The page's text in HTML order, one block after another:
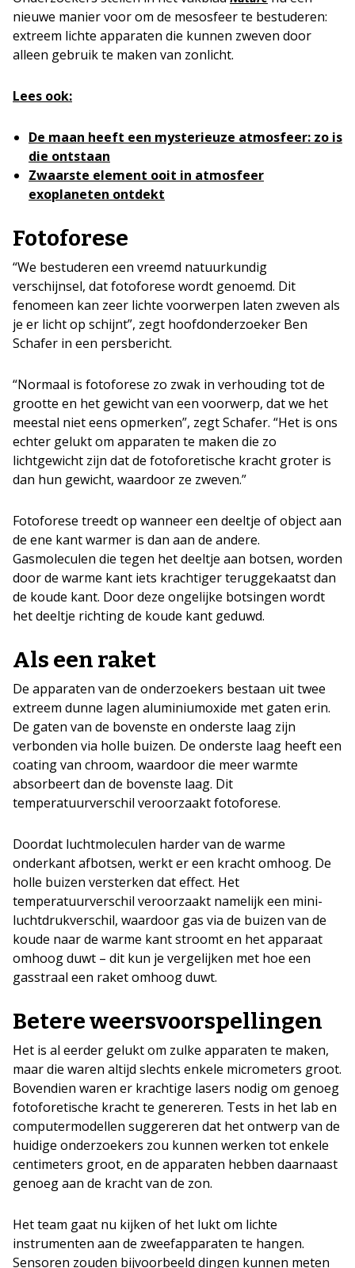
nieuwe manier voor om de mesosfeer te bestuderen:
extreem lichte apparaten die kunnen zweven door
alleen gebruik te maken van zonlicht.
Lees ook:
De maan heeft een mysterieuze atmosfeer: zo is
die ontstaan
Zwaarste element ooit in atmosfeer
exoplaneten ontdekt
Fotoforese
“We bestuderen een vreemd natuurkundig
verschijnsel, dat fotoforese wordt genoemd. Dit
fenomeen kan zeer lichte voorwerpen laten zweven als
je er licht op schijnt”, zegt hoofdonderzoeker Ben
Schafer in een persbericht.
“Normaal is fotoforese zo zwak in verhouding tot de
grootte en het gewicht van een voorwerp, dat we het
meestal niet eens opmerken”, zegt Schafer. “Het is ons
echter gelukt om apparaten te maken die zo
lichtgewicht zijn dat de fotoforetische kracht groter is
dan hun gewicht, waardoor ze zweven.”
Fotoforese treedt op wanneer een deeltje of object aan
de ene kant warmer is dan aan de andere.
Gasmoleculen die tegen het deeltje aan botsen, worden
door de warme kant iets krachtiger teruggekaatst dan
de koude kant. Door deze ongelijke botsingen wordt
het deeltje richting de koude kant geduwd.
Als een raket
De apparaten van de onderzoekers bestaan uit twee
extreem dunne lagen aluminiumoxide met gaten erin.
De gaten van de bovenste en onderste laag zijn
verbonden via holle buizen. De onderste laag heeft een
coating van chroom, waardoor die meer warmte
absorbeert dan de bovenste laag. Dit
temperatuurverschil veroorzaakt fotoforese.
Doordat luchtmoleculen harder van de warme
onderkant afbotsen, werkt er een kracht omhoog. De
holle buizen versterken dat effect. Het
temperatuurverschil veroorzaakt namelijk een mini-
luchtdrukverschil, waardoor gas via de buizen van de
koude naar de warme kant stroomt en het apparaat
omhoog duwt – dit kun je vergelijken met hoe een
gasstraal een raket omhoog duwt.
Betere weersvoorspellingen
Het is al eerder gelukt om zulke apparaten te maken,
maar die waren altijd slechts enkele micrometers groot.
Bovendien waren er krachtige lasers nodig om genoeg
fotoforetische kracht te genereren. Tests in het lab en
computermodellen suggereren dat het ontwerp van de
huidige onderzoekers zou kunnen werken tot enkele
centimeters groot, en de apparaten hebben daarnaast
genoeg aan de kracht van de zon.
Het team gaat nu kijken of het lukt om lichte
instrumenten aan de zweefapparaten te hangen.
Sensoren zouden bijvoorbeeld dingen kunnen meten